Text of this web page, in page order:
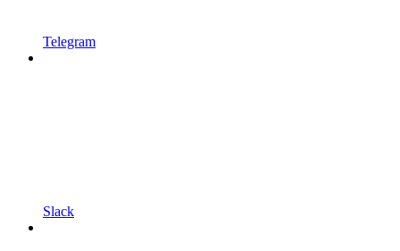
Telegram
Slack